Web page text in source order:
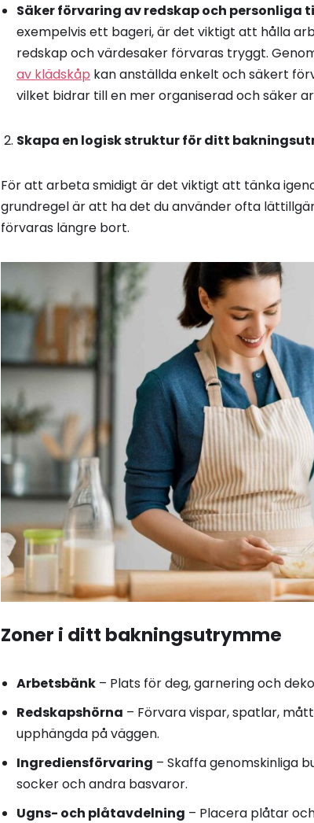
Säker förvaring av redskap och personliga
exempelvis ett bageri, är det viktigt att hålla
redskap och värdesaker förvaras tryggt.
av klädskåp kan anställda enkelt och säkert
vilket bidrar till en mer organiserad och säker
Skapa en logisk struktur för ditt
För att arbeta smidigt är det viktigt att tänka
grundregel är att ha det du använder ofta
förvaras längre bort.
Zoner i ditt bakningsutrymme
Arbetsbänk – Plats för deg, garnering och
Redskapshörna – Förvara vispar, spatlar,
upphängda på väggen.
Ingrediensförvaring – Skaffa genomskinliga
socker och andra basvaror.
Ugns- och plåtavdelning – Placera plåtar